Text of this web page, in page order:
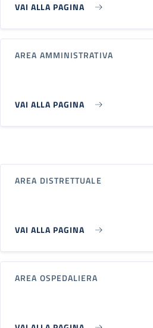
VAI ALLA PAGINA
AREA AMMINISTRATIVA
VAI ALLA PAGINA
AREA DISTRETTUALE
VAI ALLA PAGINA
AREA OSPEDALIERA